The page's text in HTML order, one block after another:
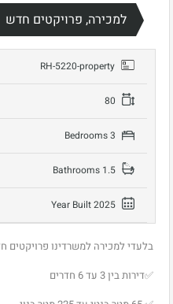
למכירה, פרויקטים חדש
בלעדי למכירה למשרדינו פרויקטים
✅דירות בין 3 עד 6 חדרים